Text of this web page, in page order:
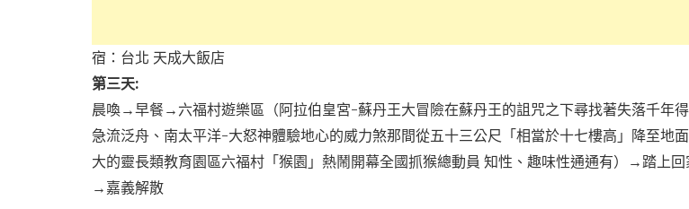
宿：台北 天成大飯店
第三天:
晨喚→早餐→六福村遊樂區（阿拉伯皇宮-蘇丹王大冒險在蘇丹王的詛咒之下尋找著失落千年
急流泛舟、南太平洋-大怒神體驗地心的威力煞那間從五十三公尺「相當於十七樓高」降至地
大的靈長類教育園區六福村「猴園」熱鬧開幕全國抓猴總動員 知性、趣味性通通有）→踏上
→嘉義解散